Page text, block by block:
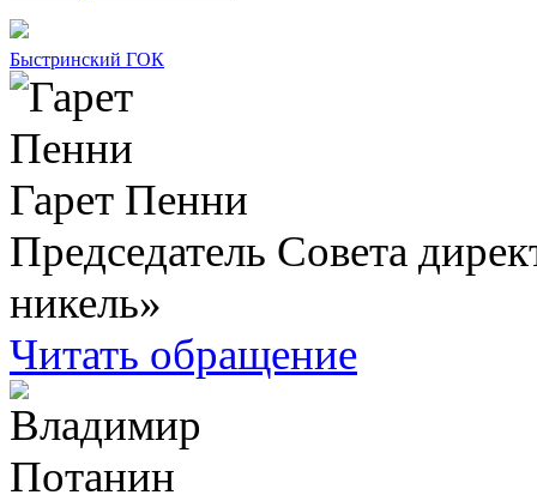
Быстринский ГОК
Гарет Пенни
Председатель Совета
никель»
Читать обращение